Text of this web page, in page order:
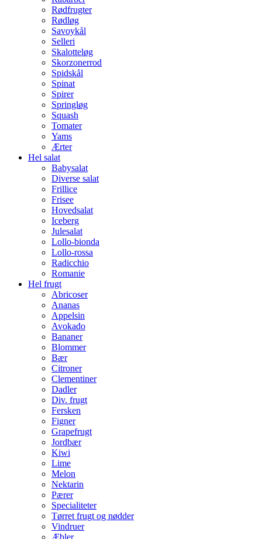
Rødfrugter
Rødløg
Savoykål
Selleri
Skalotteløg
Skorzonerrod
Spidskål
Spinat
Spirer
Springløg
Squash
Tomater
Yams
Ærter
Hel salat
Babysalat
Diverse salat
Frillice
Frisee
Hovedsalat
Iceberg
Julesalat
Lollo-bionda
Lollo-rossa
Radicchio
Romanie
Hel frugt
Abricoser
Ananas
Appelsin
Avokado
Bananer
Blommer
Bær
Citroner
Clementiner
Dadler
Div. frugt
Fersken
Figner
Grapefrugt
Jordbær
Kiwi
Lime
Melon
Nektarin
Pærer
Specialiteter
Tørret frugt og nødder
Vindruer
Æbler